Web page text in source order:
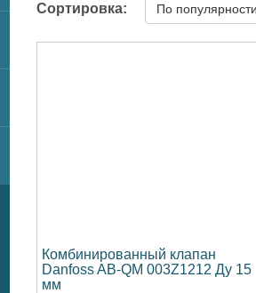
Сортировка: По популярности
Комбинированный клапан
Danfoss AB-QM 003Z1212 Ду 15
мм